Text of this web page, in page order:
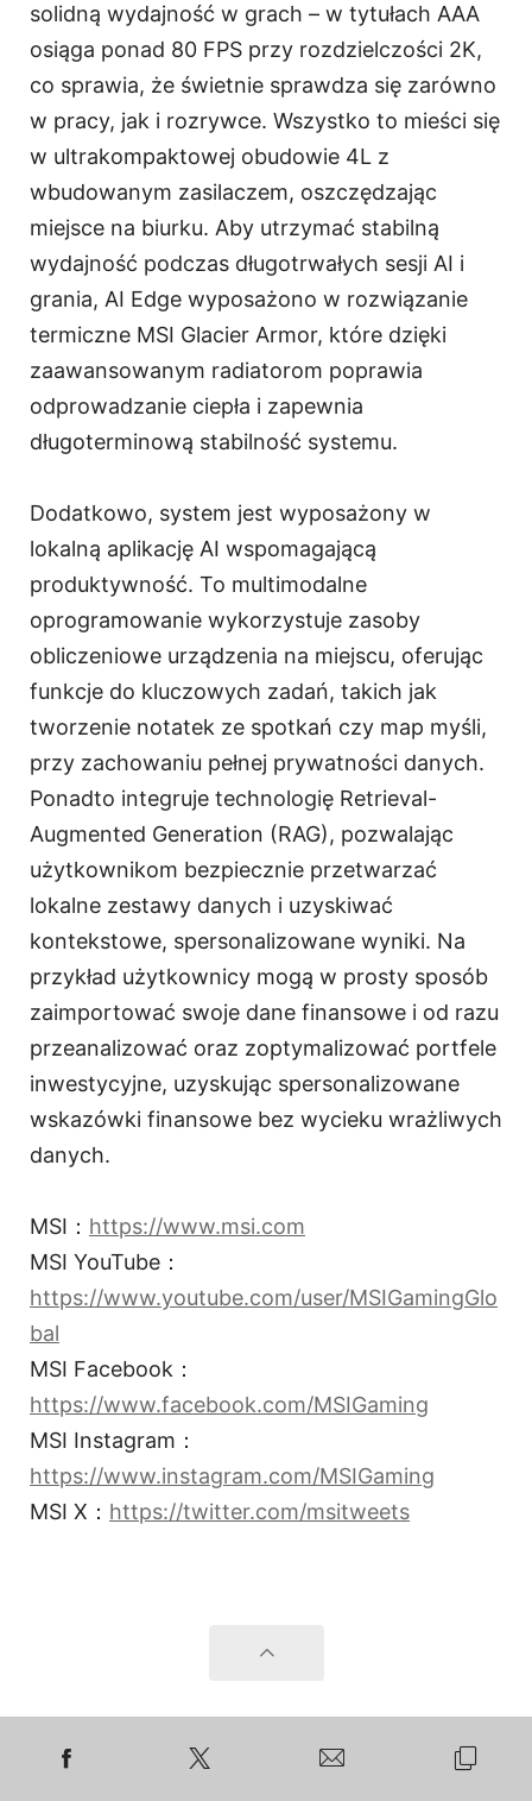
solidną wydajność w grach – w tytułach AAA
osiąga ponad 80 FPS przy rozdzielczości 2K,
co sprawia, że świetnie sprawdza się zarówno
w pracy, jak i rozrywce. Wszystko to mieści się
w ultrakompaktowej obudowie 4L z
wbudowanym zasilaczem, oszczędzając
miejsce na biurku. Aby utrzymać stabilną
wydajność podczas długotrwałych sesji AI i
grania, AI Edge wyposażono w rozwiązanie
termiczne MSI Glacier Armor, które dzięki
zaawansowanym radiatorom poprawia
odprowadzanie ciepła i zapewnia
długoterminową stabilność systemu.
Dodatkowo, system jest wyposażony w
lokalną aplikację AI wspomagającą
produktywność. To multimodalne
oprogramowanie wykorzystuje zasoby
obliczeniowe urządzenia na miejscu, oferując
funkcje do kluczowych zadań, takich jak
tworzenie notatek ze spotkań czy map myśli,
przy zachowaniu pełnej prywatności danych.
Ponadto integruje technologię Retrieval-
Augmented Generation (RAG), pozwalając
użytkownikom bezpiecznie przetwarzać
lokalne zestawy danych i uzyskiwać
kontekstowe, spersonalizowane wyniki. Na
przykład użytkownicy mogą w prosty sposób
zaimportować swoje dane finansowe i od razu
przeanalizować oraz zoptymalizować portfele
inwestycyjne, uzyskując spersonalizowane
wskazówki finansowe bez wycieku wrażliwych
danych.
MSI： https://www.msi.com
MSI YouTube：
https://www.youtube.com/user/MSIGamingGlo
bal
MSI Facebook：
https://www.facebook.com/MSIGaming
MSI Instagram：
https://www.instagram.com/MSIGaming
MSI X： https://twitter.com/msitweets